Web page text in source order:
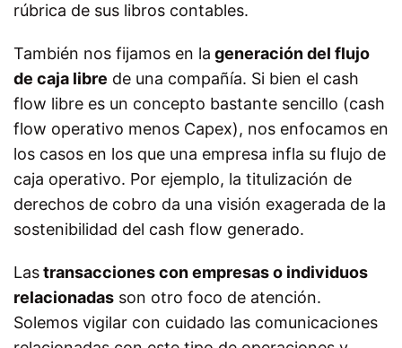
rúbrica de sus libros contables.
También nos fijamos en la generación del flujo
de caja libre de una compañía. Si bien el cash
flow libre es un concepto bastante sencillo (cash
flow operativo menos Capex), nos enfocamos en
los casos en los que una empresa infla su flujo de
caja operativo. Por ejemplo, la titulización de
derechos de cobro da una visión exagerada de la
sostenibilidad del cash flow generado.
Lastransacciones con empresas o individuos
relacionadas son otro foco de atención.
Solemos vigilar con cuidado las comunicaciones